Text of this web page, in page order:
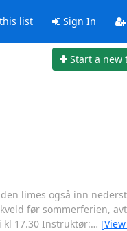
list Sign In
Start a new
limes også inn
før sommerferien,
kl 17.30 Instruktør:…